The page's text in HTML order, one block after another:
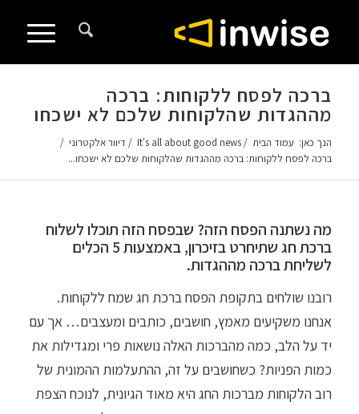
ברכה לפסח ללקוחות: ברכה
מההגדות שהלקוחות שלכם לא ישכחו
הנך כאן: עמוד הבית /
It's all about good news
/ דיוור אלקטרוני /
ברכה לפסח ללקוחות: ברכה מההגדות שהלקוחות שלכם לא ישכחו...
מה נשתנה הפסח הזה? שבפסח הזה תוכלו לשלוח
ברכת חג שתיחרט בזיכרון, באמצעות 5 הכלים
לשליחת ברכה מההגדות.
רובנו שולחים בתקופת הפסח ברכת חג שמח ללקוחות.
אנחנו משקיעים מאמץ, חושבים, כותבים ומעצבים… אך עם
יד על הלב, כמה מהברכות האלה נושאות פרי ומגדילות את
כמות הפניות? כשחושבים על זה, ההתעלמות ההמונית של
רוב הלקוחות מברכות החג היא מאוד הגיונית, לנוכח הצפת